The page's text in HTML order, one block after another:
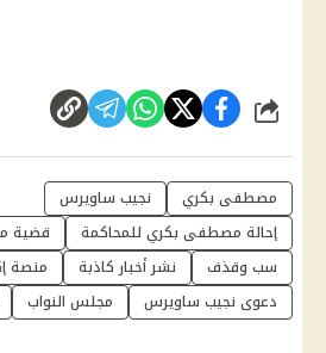
شارك
مصطفى بكري
نجيب ساويرس
إحالة مصطفى بكري للمحاكمة
قضية
سب وقذف
نشر أخبار كاذبة
منصة
دعوى نجيب ساويرس
مجلس النواب